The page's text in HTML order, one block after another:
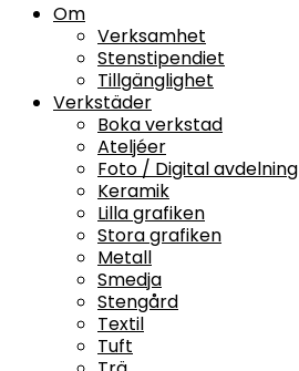
Om
Verksamhet
Stenstipendiet
Tillgänglighet
Verkstäder
Boka verkstad
Ateljéer
Foto / Digital avdelning
Keramik
Lilla grafiken
Stora grafiken
Metall
Smedja
Stengård
Textil
Tuft